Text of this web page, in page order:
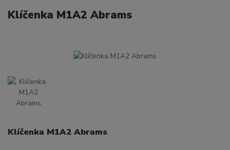
Klíčenka M1A2 Abrams
Klíčenka M1A2 Abrams